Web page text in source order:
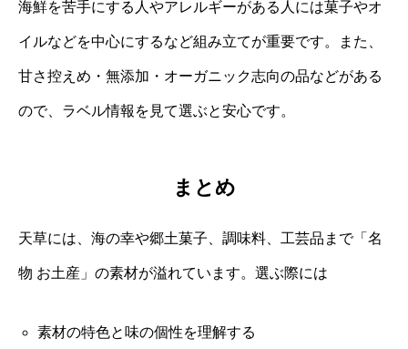
海鮮を苦手にする人やアレルギーがある人には菓子やオ
イルなどを中心にするなど組み立てが重要です。また、
甘さ控えめ・無添加・オーガニック志向の品などがある
ので、ラベル情報を見て選ぶと安心です。
まとめ
天草には、海の幸や郷土菓子、調味料、工芸品まで「名
物 お土産」の素材が溢れています。選ぶ際には
素材の特色と味の個性を理解する